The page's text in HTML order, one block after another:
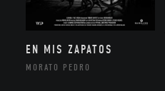
EN MIS ZAPATOS
MORATO PEDRO